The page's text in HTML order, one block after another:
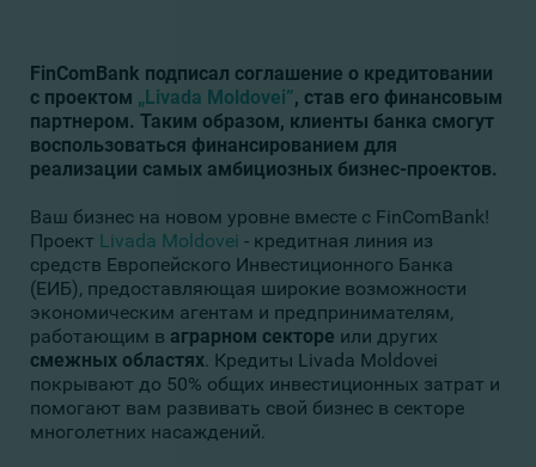
FinComBank подписал соглашение о кредитовании
с проектом „Livada Moldovei”, став его финансовым
партнером. Таким образом, клиенты банка смогут
воспользоваться финансированием для
реализации самых амбициозных бизнес-проектов.
Ваш бизнес на новом уровне вместе с FinComBank!
Проект Livada Moldovei - кредитная линия из
средств Европейского Инвестиционного Банка
(ЕИБ), предоставляющая широкие возможности
экономическим агентам и предпринимателям,
работающим в аграрном секторе или других
смежных областях. Кредиты Livada Moldovei
покрывают до 50% общих инвестиционных затрат и
помогают вам развивать свой бизнес в секторе
многолетних насаждений.